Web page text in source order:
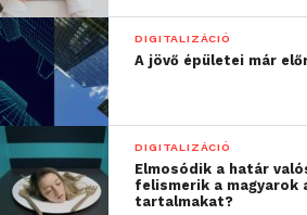
vállalattól.
A magyarok is kezdi
digitális fizetés
A járványhelyzet hatására 2020-
a fintech szegmens szereplői
könyvelhettek el mind a
DIGITALIZÁCIÓ
A jövő épületei már
DIGITALIZÁCIÓ
Elmosódik a határ
felismerik a magyarok
tartalmakat?